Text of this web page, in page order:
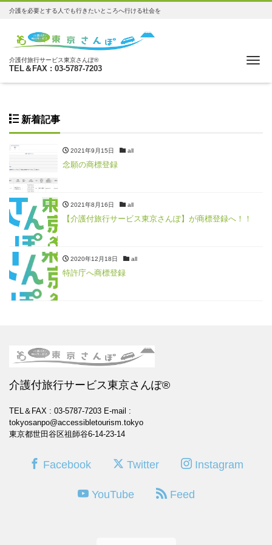
介護を必要とする人でも行きたいところへ行ける社会を
介護付旅行サービス東京さんぽ®
TEL＆FAX : 03-5787-7203
新着記事
2021年9月15日 all
念願の商標登録
2021年8月16日 all
【介護付旅行サービス東京さんぽ】が商標登録へ！！
2020年12月18日 all
特許庁へ商標登録
介護付旅行サービス東京さんぽ®
TEL＆FAX : 03-5787-7203 E-mail :
tokyosanpo@accessibletourism.tokyo
東京都世田谷区祖師谷6-14-23-14
Facebook Twitter Instagram
YouTube Feed